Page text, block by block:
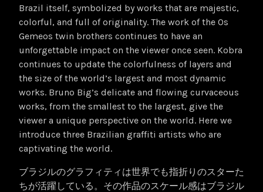
Brazil itself, symbolized by works that are majestic,
colorful, and full of originality. The work of the Os
Gemeos twin brothers continues to have an
unforgettable impact on the viewer once seen. Kobra
continues to update the colorfulness of layers and
the size of the world’s largest and most dynamic
works. Bruno Big’s delicate and flowing curvaceous
works, from the smallest to the largest, give the
viewer a unique perspective on the world. Here we
introduce three Brazilian graffiti artists who are
captivating the world.
ブラジルのグラフィティは世界でも指折りのスターた
ちが活躍している。その作品のスケール感はブラジル